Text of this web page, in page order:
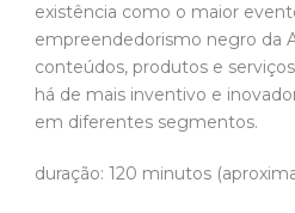
existência como o maior
empreendedorismo negro da
conteúdos, produtos e
há de mais inventivo e
em diferentes segmentos.
duração: 120 minutos